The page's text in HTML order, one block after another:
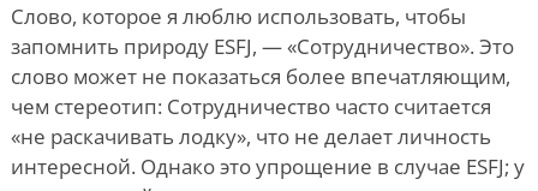
Слово, которое я люблю использовать, чтобы
запомнить природу ESFJ, — «Сотрудничество». Это
слово может не показаться более впечатляющим,
чем стереотип: Сотрудничество часто считается
«не раскачивать лодку», что не делает личность
интересной. Однако это упрощение в случае ESFJ; у